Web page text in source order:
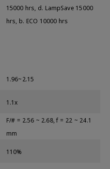
15000 hrs, d. LampSave 15000
hrs, b. ECO 10000 hrs
1.96~2.15
1.1x
F/# = 2.56 ~ 2.68, f = 22 ~ 24.1
mm
110%